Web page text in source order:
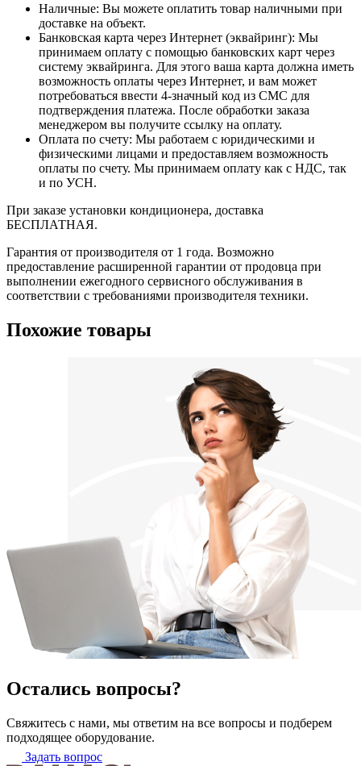
Наличные: Вы можете оплатить товар наличными при
доставке на объект.
Банковская карта через Интернет (эквайринг): Мы
принимаем оплату с помощью банковских карт через
систему эквайринга. Для этого ваша карта должна иметь
возможность оплаты через Интернет, и вам может
потребоваться ввести 4-значный код из СМС для
подтверждения платежа. После обработки заказа
менеджером вы получите ссылку на оплату.
Оплата по счету: Мы работаем с юридическими и
физическими лицами и предоставляем возможность
оплаты по счету. Мы принимаем оплату как с НДС, так
и по УСН.
При заказе установки кондиционера, доставка
БЕСПЛАТНАЯ.
Гарантия от производителя от 1 года. Возможно
предоставление расширенной гарантии от продовца при
выполнении ежегодного сервисного обслуживания в
соответствии с требованиями производителя техники.
Похожие товары
Остались вопросы?
Свяжитесь с нами, мы ответим на все вопросы и подберем
подходящее оборудование.
Задать вопрос